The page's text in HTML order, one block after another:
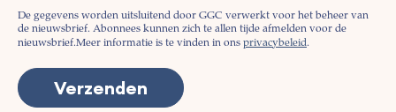
De gegevens worden uitsluitend door GGC verwerkt voor het beheer van
de nieuwsbrief. Abonnees kunnen zich te allen tijde afmelden voor de
nieuwsbrief.Meer informatie is te vinden in ons privacybeleid.